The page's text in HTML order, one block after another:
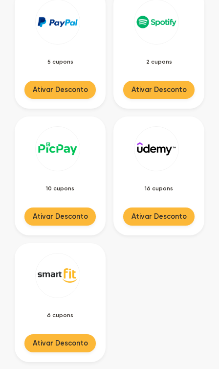
5 cupons
Ativar Desconto
2 cupons
Ativar Desconto
10 cupons
Ativar Desconto
16 cupons
Ativar Desconto
6 cupons
Ativar Desconto